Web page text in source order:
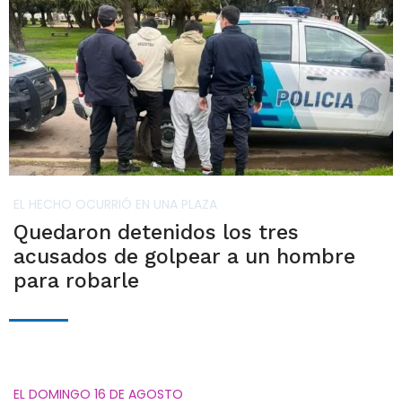
EL HECHO OCURRIÓ EN UNA PLAZA
Quedaron detenidos los tres
acusados de golpear a un hombre
para robarle
EL DOMINGO 16 DE AGOSTO